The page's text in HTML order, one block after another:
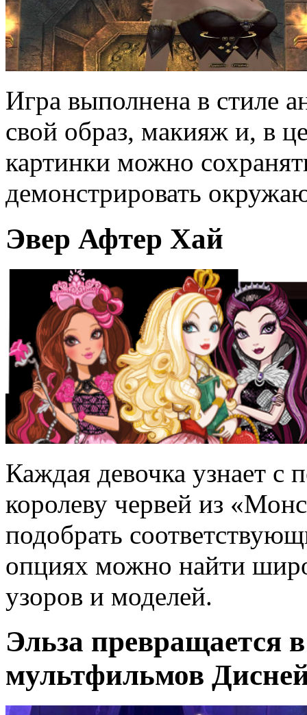
Игра выполнена в стиле
свой образ, макияж и, в
картинки можно
демонстрировать
Эвер Афтер Хай
Каждая девочка узнает с
королеву червей из
подобрать
опциях можно найти
узоров и моделей.
Эльза превращается
мультфильмов